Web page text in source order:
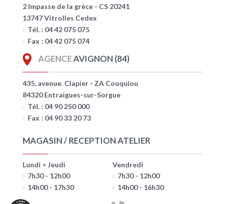
2 Impasse de la grèce - CS 20241
13747 Vitrolles Cedex
Tél. : 04 42 075 075
Fax : 04 42 075 074
AGENCEAVIGNON (84)
435, avenue. Clapier - ZA Couquiou
84320 Entraigues-sur-Sorgue
Tél. : 04 90 250 000
Fax : 04 90 33 20 73
MAGASIN / RECEPTION ATELIER
Lundi > Jeudi
7h30 - 12h00
14h00 - 17h30
Vendredi
7h30 - 12h00
14h00 - 16h30